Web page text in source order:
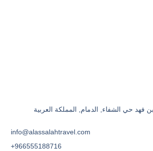
فهد حي الشفاء, الدمام, المملكة العربية
info@alassalahtravel.com
+966555188716